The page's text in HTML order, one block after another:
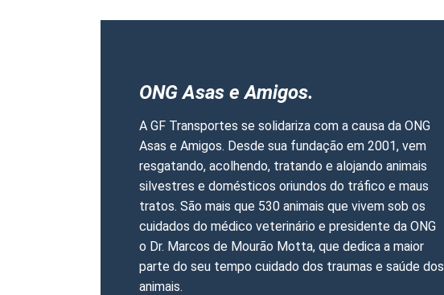
ONG Asas e Amigos.
A GF Transportes se solidariza com a causa da ONG
Asas e Amigos. Desde sua fundação em 2001, vem
resgatando, acolhendo, tratando e alojando animais
silvestres e domésticos oriundos do tráfico e maus
tratos. São mais que 530 animais que vivem sob os
cuidados do médico veterinário e presidente da ONG
o Dr. Marcos de Mourão Motta, que dedica a maior
parte do seu tempo cuidado dos traumas e saúde dos
animais.